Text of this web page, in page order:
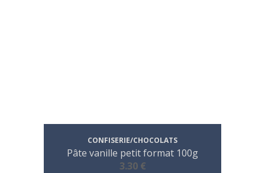
CONFISERIE/CHOCOLATS
Pâte vanille petit format 100g
3.30 €